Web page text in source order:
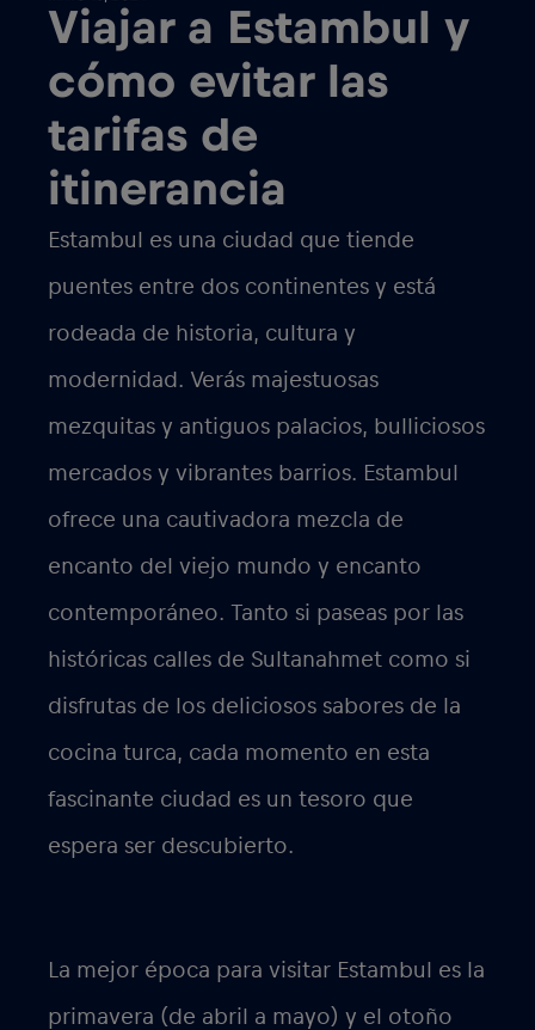
Viajar a Estambul y
cómo evitar las
tarifas de
itinerancia
Estambul es una ciudad que tiende
puentes entre dos continentes y está
rodeada de historia, cultura y
modernidad. Verás majestuosas
mezquitas y antiguos palacios, bulliciosos
mercados y vibrantes barrios. Estambul
ofrece una cautivadora mezcla de
encanto del viejo mundo y encanto
contemporáneo. Tanto si paseas por las
históricas calles de Sultanahmet como si
disfrutas de los deliciosos sabores de la
cocina turca, cada momento en esta
fascinante ciudad es un tesoro que
espera ser descubierto.
La mejor época para visitar Estambul es la
primavera (de abril a mayo) y el otoño